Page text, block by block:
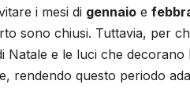
i mesi di gennaio e
sono chiusi. Tuttavia, per
Natale e le luci che decorano
rendendo questo periodo